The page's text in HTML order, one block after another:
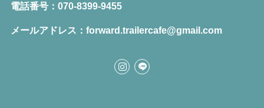
電話番号：070-8399-9455
メールアドレス：forward.trailercafe@gmail.com